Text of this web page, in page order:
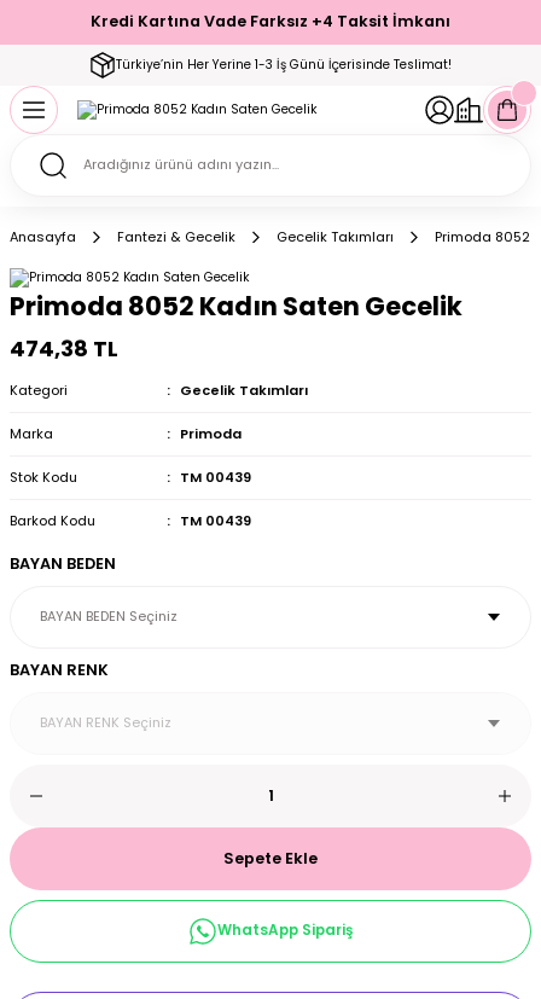
Kredi Kartına Vade Farksız +4 Taksit İmkanı
Türkiye’nin Her Yerine 1-3 İş Günü İçerisinde Teslimat!
Geri Dön
& Büstiyer Takım
Geri Dön
Geri Dön
Geri Dön
Setler
Geri Dön
Geri Dön
Geri Dön
Çorap
Geri Dön
Geri Dön
Anasayfa Fantezi & Gecelik Gecelik Takımları Primoda 8052
Primoda 8052 Kadın Saten Gecelik
474,38 TL
Kategori Gecelik Takımları
Marka Primoda
Stok Kodu TM 00439
Barkod Kodu TM 00439
BAYAN BEDEN
BAYAN RENK
Sepete Ekle
WhatsApp Sipariş